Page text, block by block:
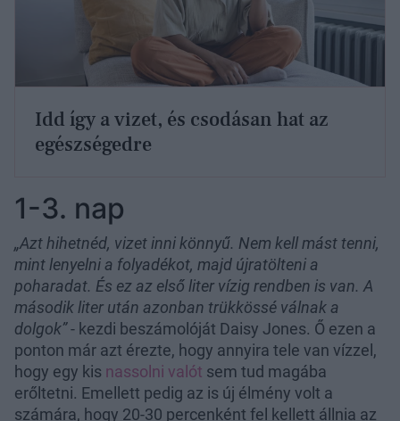
Idd így a vizet, és csodásan hat az
egészségedre
1-3. nap
„Azt hihetnéd, vizet inni könnyű. Nem kell mást tenni,
mint lenyelni a folyadékot, majd újratölteni a
poharadat. És ez az első liter vízig rendben is van. A
második liter után azonban trükkössé válnak a
dolgok”- kezdi beszámolóját Daisy Jones. Ő ezen a
ponton már azt érezte, hogy annyira tele van vízzel,
hogy egy kis nassolni valót sem tud magába
erőltetni. Emellett pedig az is új élmény volt a
számára, hogy 20-30 percenként fel kellett állnia az